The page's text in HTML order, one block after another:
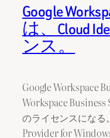
Google
は、Cloud
ンス。
Google Workspace
Workspace
のライセンスになる
Provider for